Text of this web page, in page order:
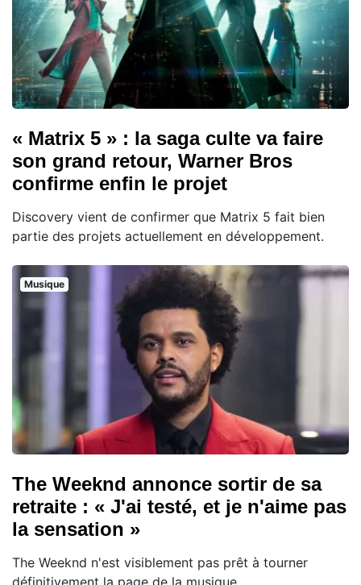
« Matrix 5 » : la saga culte va faire
son grand retour, Warner Bros
confirme enfin le projet
Discovery vient de confirmer que Matrix 5 fait bien
partie des projets actuellement en développement.
Musique
The Weeknd annonce sortir de sa
retraite : « J'ai testé, et je n'aime pas
la sensation »
The Weeknd n'est visiblement pas prêt à tourner
définitivement la page de la musique.